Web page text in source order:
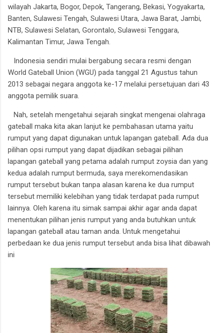
wilayah Jakarta, Bogor, Depok, Tangerang, Bekasi, Yogyakarta,
Banten, Sulawesi Tengah, Sulawesi Utara, Jawa Barat, Jambi,
NTB, Sulawesi Selatan, Gorontalo, Sulawesi Tenggara,
Kalimantan Timur, Jawa Tengah.
Indonesia sendiri mulai bergabung secara resmi dengan
World Gateball Union (WGU) pada tanggal 21 Agustus tahun
2013 sebagai negara anggota ke-17 melalui persetujuan dari 43
anggota pemilik suara.
Nah, setelah mengetahui sejarah singkat mengenai olahraga
gateball maka kita akan lanjut ke pembahasan utama yaitu
rumput yang dapat digunakan untuk lapangan gateball. Ada dua
pilihan opsi rumput yang dapat dijadikan sebagai pilihan
lapangan gateball yang petama adalah rumput zoysia dan yang
kedua adalah rumput bermuda, saya merekomendasikan
rumput tersebut bukan tanpa alasan karena ke dua rumput
tersebut memiliki kelebihan yang tidak terdapat pada rumput
lainnya. Oleh karena itu simak sampai akhir agar anda dapat
menentukan pilihan jenis rumput yang anda butuhkan untuk
lapangan gateball atau taman anda. Untuk mengetahui
perbedaan ke dua jenis rumput tersebut anda bisa lihat dibawah
ini